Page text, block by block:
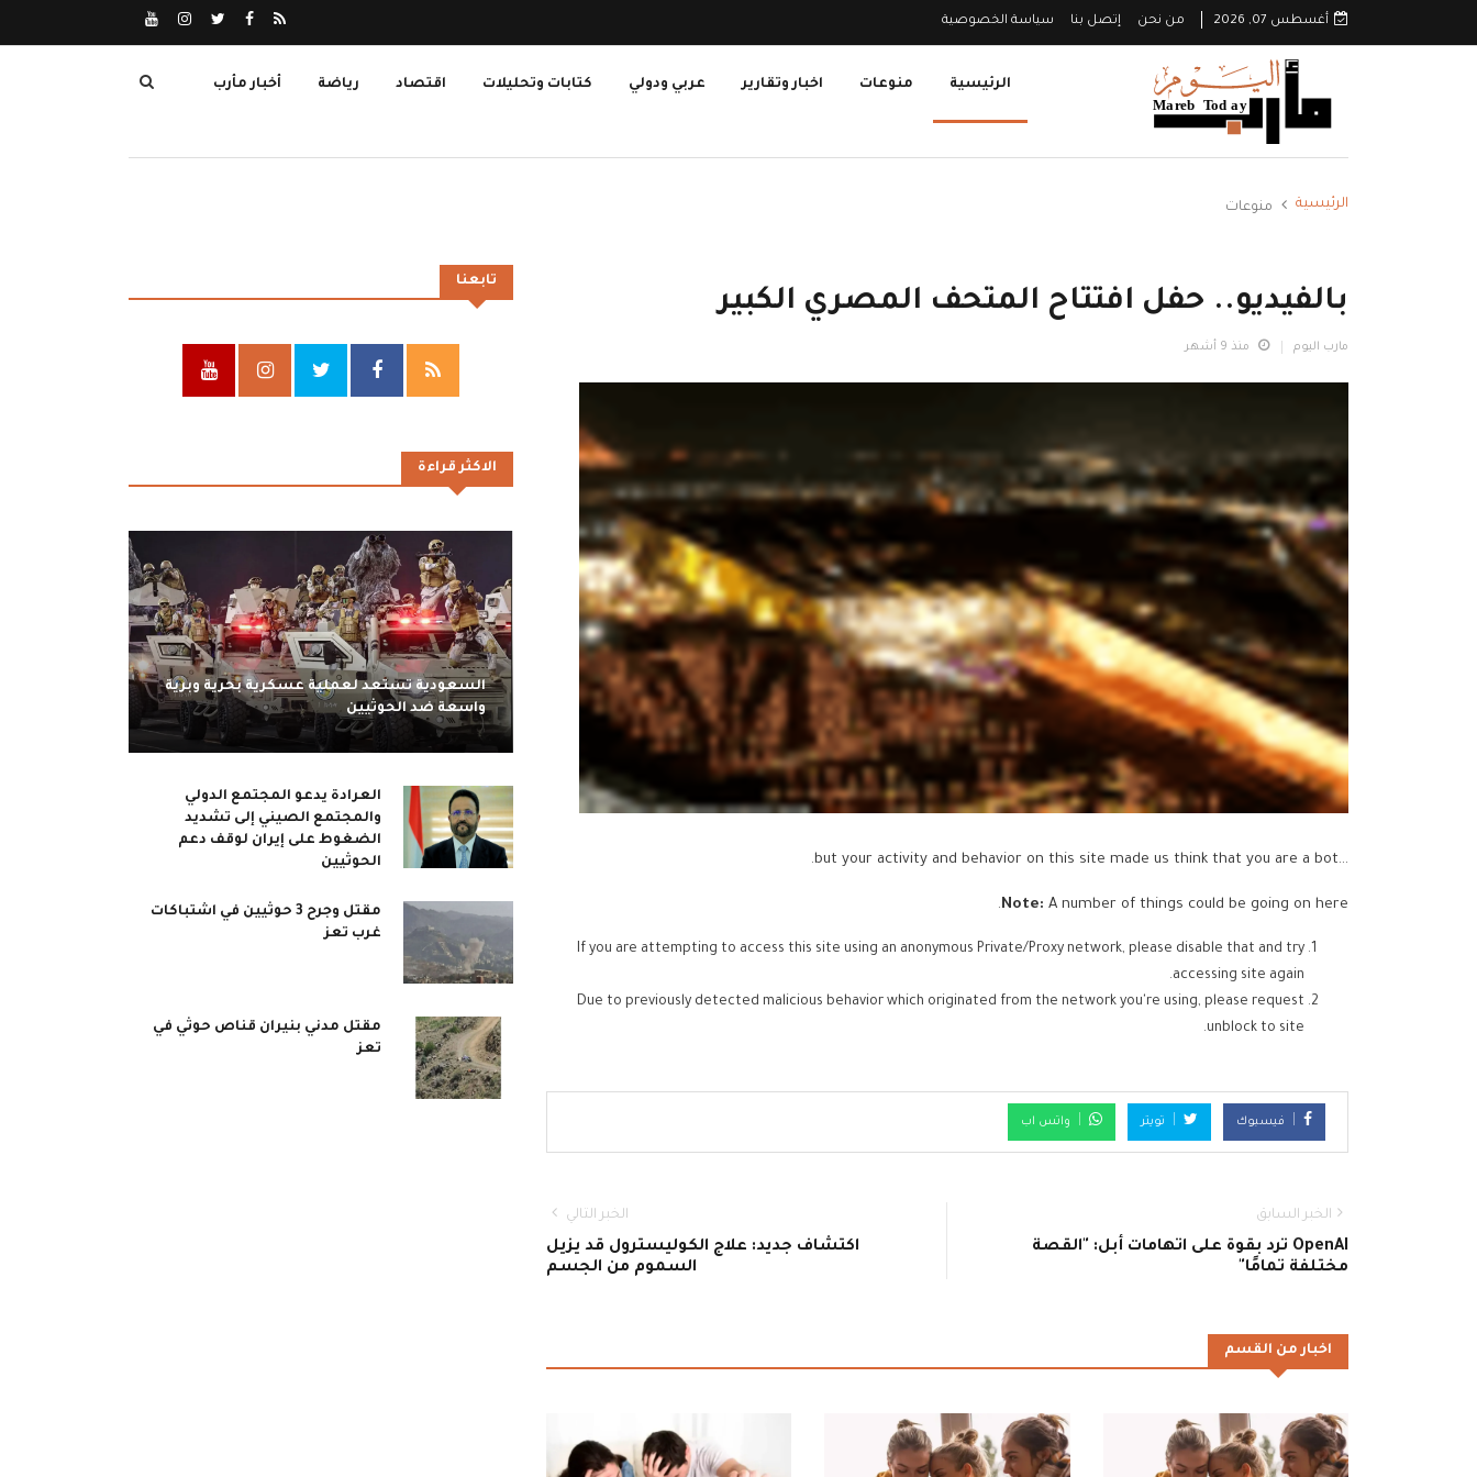
أغسطس 07, 2026 من نحن إتصل بنا سياسة الخصوصية
الرئيسية منوعات اخبار وتقارير عربي ودولي كتابات وتحليلات اقتصاد رياضة أخبار مأرب
الرئيسية منوعات
بالفيديو.. حفل افتتاح المتحف المصري الكبير
مارب اليوم منذ 9 أشهر
...but your activity and behavior on this site made us think that you are a bot.
Note: A number of things could be going on here.
If you are attempting to access this site using an anonymous Private/Proxy network, please disable that and try
accessing site again.
Due to previously detected malicious behavior which originated from the network you're using, please request
unblock to site.
فيسبوك تويتر واتس اب
الخبر السابق
OpenAI ترد بقوة على اتهامات أبل: "القصة
مختلفة تمامًا"
الخبر التالي
اكتشاف جديد: علاج الكوليسترول قد يزيل
السموم من الجسم
اخبار من القسم
تابعنا
الاكثر قراءة
السعودية تستعد لعملية عسكرية بحرية وبرية
واسعة ضد الحوثيين
العرادة يدعو المجتمع الدولي
والمجتمع الصيني إلى تشديد
الضغوط على إيران لوقف دعم
الحوثيين
مقتل وجرح 3 حوثيين في اشتباكات
غرب تعز
مقتل مدني بنيران قناص حوثي في
تعز